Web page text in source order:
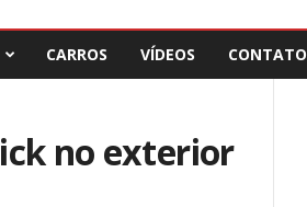
CARROS VÍDEOS CONTATO
no exterior